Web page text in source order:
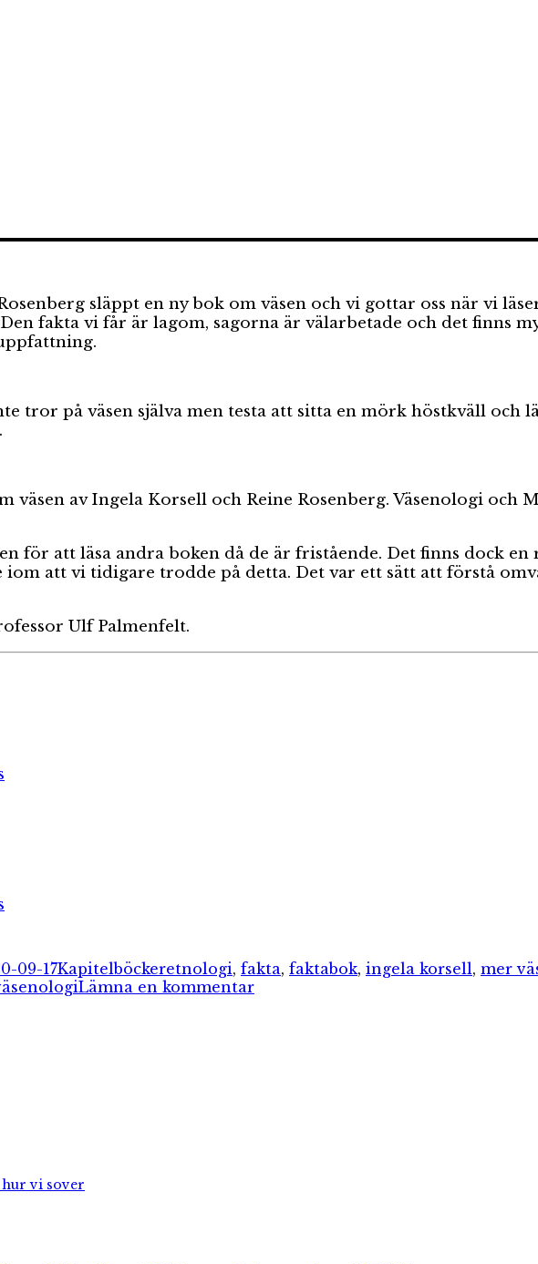
släppt en ny bok om väsen och vi gottar oss när vi
fakta vi får är lagom, sagorna är välarbetade och det finns
tror på väsen själva men testa att sitta en mörk höstkväll och
väsen av Ingela Korsell och Reine Rosenberg. Väsenologi och
för att läsa andra boken då de är fristående. Det finns dock
iom att vi tidigare trodde på detta. Det var ett sätt att förstå
Ulf Palmenfelt.
09-17Kapitelböckeretnologi, fakta, faktabok, ingela korsell, mer
Lämna en kommentartill
vi sover